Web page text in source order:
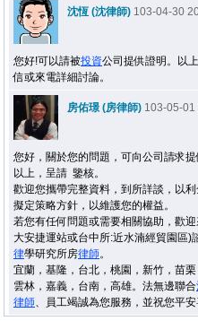
沈恆 (沈律師) 103-04-30
您好!可以請被投資公司提供證明。以
信或來電詳細討論。
房佑璟 (房律師) 103-05-01
您好，關於您的問題，可向公司請求提
以上，呈請 鑒核。
歡迎您攜帶完整資料，到所詳談，以利
擬定策略方針，以維護您的權益。
若您有任何問題或需要相關協助，歡
大安捷運站或台中所:近水湳經貿園區)
律學研究所房律師。
宜蘭，基隆，台北，桃園，新竹，苗栗
雲林，嘉義，台南，高雄。法無邊聯合
律師、員工竭誠為您服務，並祝您平安